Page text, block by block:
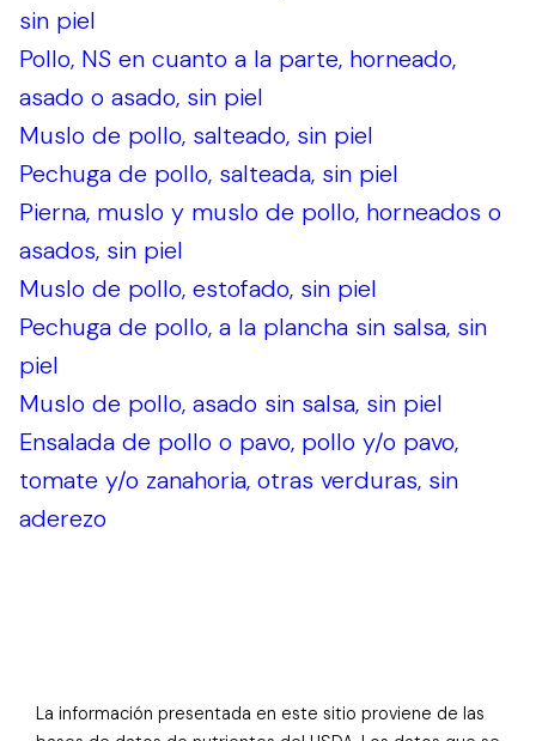
sin piel
Pollo, NS en cuanto a la parte, horneado,
asado o asado, sin piel
Muslo de pollo, salteado, sin piel
Pechuga de pollo, salteada, sin piel
Pierna, muslo y muslo de pollo, horneados o
asados, sin piel
Muslo de pollo, estofado, sin piel
Pechuga de pollo, a la plancha sin salsa, sin
piel
Muslo de pollo, asado sin salsa, sin piel
Ensalada de pollo o pavo, pollo y/o pavo,
tomate y/o zanahoria, otras verduras, sin
aderezo
La información presentada en este sitio proviene de las